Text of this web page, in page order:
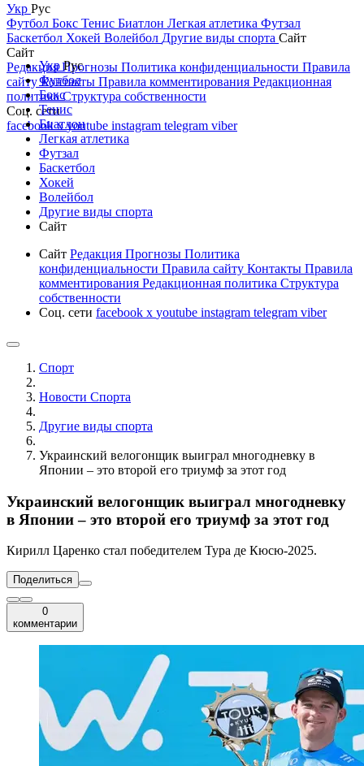
Укр Рус
Футбол Бокс Тенис Биатлон Легкая атлетика Футзал
Баскетбол Хокей Волейбол Другие виды спорта Сайт
Сайт
РедакцияПрогнозы Политика конфиденциальности Правила
сайтуКонтакты Правила комментирования Редакционная
политикаСтруктура собственности
Соц. сети
facebookxyoutube instagram telegram viber
УкрРус
Футбол
Бокс
Тенис
Биатлон
Легкая атлетика
Футзал
Баскетбол
Хокей
Волейбол
Другие виды спорта
Сайт
Сайт Редакция Прогнозы Политика
конфиденциальности Правила сайту Контакты Правила
комментирования Редакционная политика Структура
собственности
Соц. сети facebook x youtube instagram telegram viber
Спорт
Новости Cпорта
Другие виды спорта
Украинский велогонщик выиграл многодневку в
Японии – это второй его триумф за этот год
Украинский велогонщик выиграл многодневку
в Японии – это второй его триумф за этот год
Кирилл Царенко стал победителем Тура де Кюсю-2025.
Поделиться
0
комментарии